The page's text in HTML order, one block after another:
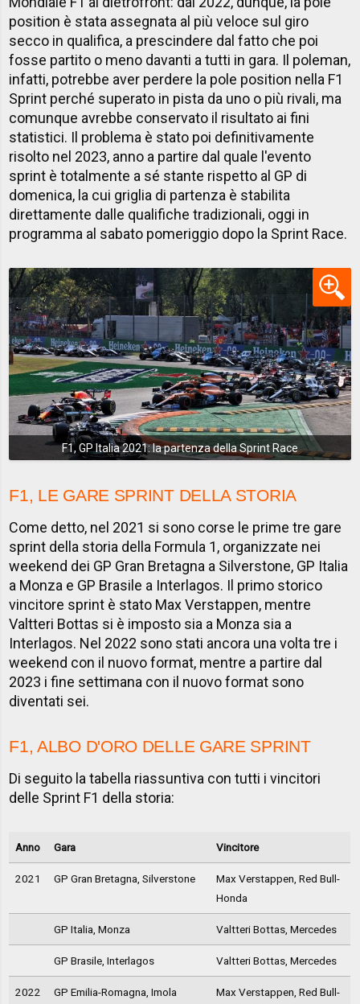
position è stata assegnata al più veloce sul giro
secco in qualifica, a prescindere dal fatto che poi
fosse partito o meno davanti a tutti in gara. Il poleman,
infatti, potrebbe aver perdere la pole position nella F1
Sprint perché superato in pista da uno o più rivali, ma
comunque avrebbe conservato il risultato ai fini
statistici. Il problema è stato poi definitivamente
risolto nel 2023, anno a partire dal quale l'evento
sprint è totalmente a sé stante rispetto al GP di
domenica, la cui griglia di partenza è stabilita
direttamente dalle qualifiche tradizionali, oggi in
programma al sabato pomeriggio dopo la Sprint Race.
F1, GP Italia 2021: la partenza della Sprint Race
F1, LE GARE SPRINT DELLA STORIA
Come detto, nel 2021 si sono corse le prime tre gare
sprint della storia della Formula 1, organizzate nei
weekend dei GP Gran Bretagna a Silverstone, GP Italia
a Monza e GP Brasile a Interlagos. Il primo storico
vincitore sprint è stato Max Verstappen, mentre
Valtteri Bottas si è imposto sia a Monza sia a
Interlagos. Nel 2022 sono stati ancora una volta tre i
weekend con il nuovo format, mentre a partire dal
2023 i fine settimana con il nuovo format sono
diventati sei.
F1, ALBO D'ORO DELLE GARE SPRINT
Di seguito la tabella riassuntiva con tutti i vincitori
delle Sprint F1 della storia:
Anno Gara Vincitore
2021 GP Gran Bretagna, Silverstone
Max Verstappen, Red Bull-
Honda
GP Italia, Monza Valtteri Bottas, Mercedes
GP Brasile, Interlagos Valtteri Bottas, Mercedes
2022 GP Emilia-Romagna, Imola
Max Verstappen, Red Bull-